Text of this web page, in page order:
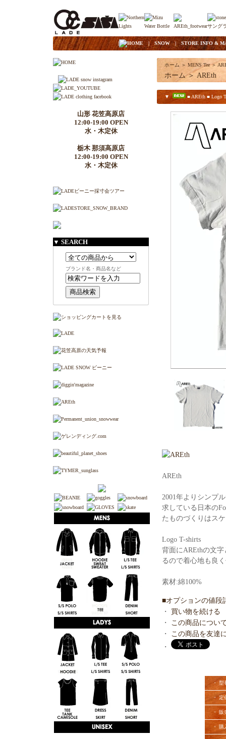
| HOME|SNOW| STORE INFO &
山形 花笠高原店
12:00-19:00 OPEN
水・木定休
栃木 那須高原店
12:00-19:00 OPEN
水・木定休
▼ SEARCH
ブランド名・商品名など
ホーム ＞ MENS Tee ＞
ホーム ＞ AREth
▼ ■ AREth ■ Logo
AREth
2001年よりシンプ
求している日本の
たものづくりはス
Logo T-shirts
背面にAREthの文
るので着心地も良
素材:綿100%
■オプションの値段
・ 買い物を続ける
・
この商品につい
・
この商品を友達
・
・ 型
・ 定
・ 販
・ 購